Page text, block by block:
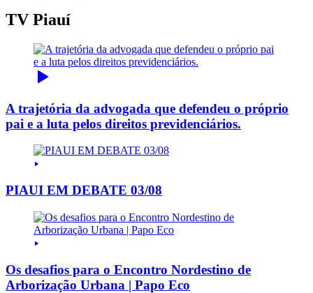
TV Piauí
A trajetória da advogada que defendeu o próprio
pai e a luta pelos direitos previdenciários.
PIAUI EM DEBATE 03/08
Os desafios para o Encontro Nordestino de
Arborização Urbana | Papo Eco